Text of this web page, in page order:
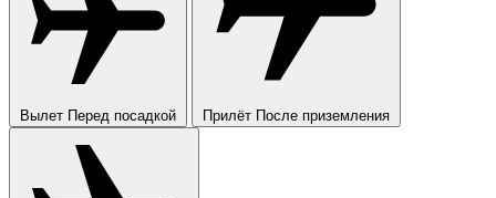
Вылет Перед посадкой Прилёт После приземления